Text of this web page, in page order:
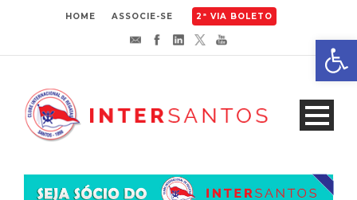
HOME ASSOCIE-SE 2ª VIA BOLETO
Abrir